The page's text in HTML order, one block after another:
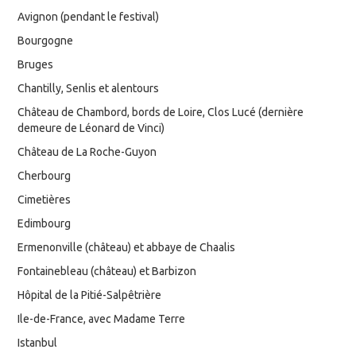
Avignon (pendant le festival)
Bourgogne
Bruges
Chantilly, Senlis et alentours
Château de Chambord, bords de Loire, Clos Lucé (dernière
demeure de Léonard de Vinci)
Château de La Roche-Guyon
Cherbourg
Cimetières
Edimbourg
Ermenonville (château) et abbaye de Chaalis
Fontainebleau (château) et Barbizon
Hôpital de la Pitié-Salpêtrière
Ile-de-France, avec Madame Terre
Istanbul